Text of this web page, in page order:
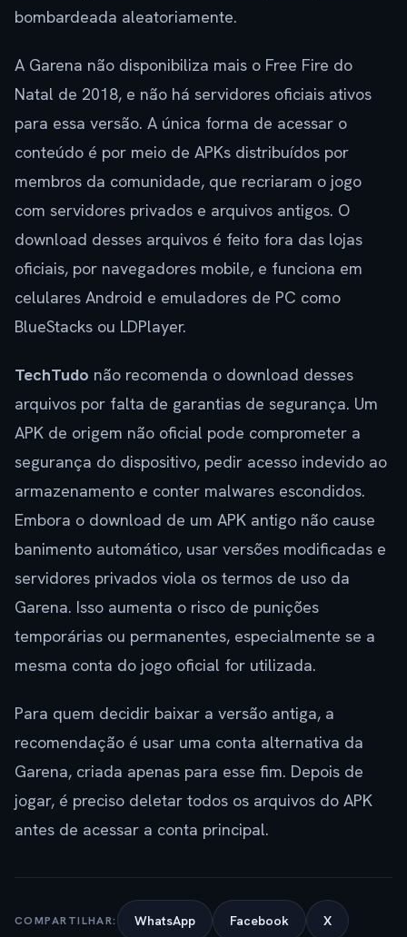
bombardeada aleatoriamente.
A Garena não disponibiliza mais o Free Fire do
Natal de 2018, e não há servidores oficiais ativos
para essa versão. A única forma de acessar o
conteúdo é por meio de APKs distribuídos por
membros da comunidade, que recriaram o jogo
com servidores privados e arquivos antigos. O
download desses arquivos é feito fora das lojas
oficiais, por navegadores mobile, e funciona em
celulares Android e emuladores de PC como
BlueStacks ou LDPlayer.
TechTudo não recomenda o download desses
arquivos por falta de garantias de segurança. Um
APK de origem não oficial pode comprometer a
segurança do dispositivo, pedir acesso indevido ao
armazenamento e conter malwares escondidos.
Embora o download de um APK antigo não cause
banimento automático, usar versões modificadas e
servidores privados viola os termos de uso da
Garena. Isso aumenta o risco de punições
temporárias ou permanentes, especialmente se a
mesma conta do jogo oficial for utilizada.
Para quem decidir baixar a versão antiga, a
recomendação é usar uma conta alternativa da
Garena, criada apenas para esse fim. Depois de
jogar, é preciso deletar todos os arquivos do APK
antes de acessar a conta principal.
COMPARTILHAR: WhatsApp Facebook X